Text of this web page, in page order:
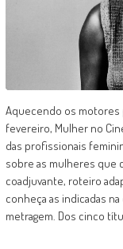
Aquecendo os motores
fevereiro, Mulher no
das profissionais
sobre as mulheres que
coadjuvante, roteiro
conheça as indicadas
metragem. Dos cinco